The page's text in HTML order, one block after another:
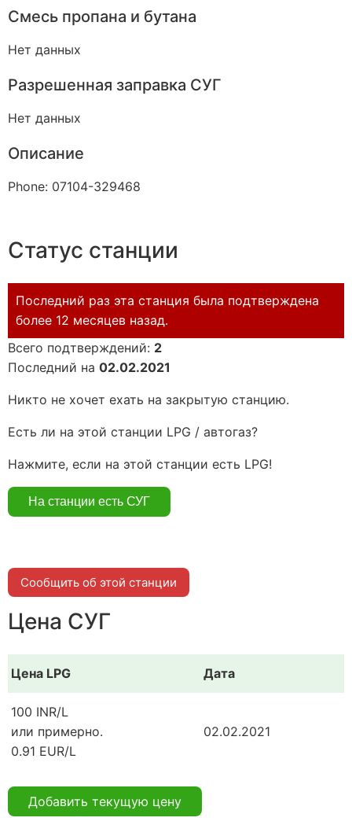
Смесь пропана и бутана
Нет данных
Разрешенная заправка СУГ
Нет данных
Описание
Phone: 07104-329468
Статус станции
Последний раз эта станция была подтверждена
более 12 месяцев назад.
Всего подтверждений: 2
Последний на 02.02.2021
Никто не хочет ехать на закрытую станцию.
Есть ли на этой станции LPG / автогаз?
Нажмите, если на этой станции есть LPG!
Сообщить об этой станции
Цена СУГ
Цена LPG Дата
100 INR/L
или примерно.
0.91 EUR/L
02.02.2021
Добавить текущую цену